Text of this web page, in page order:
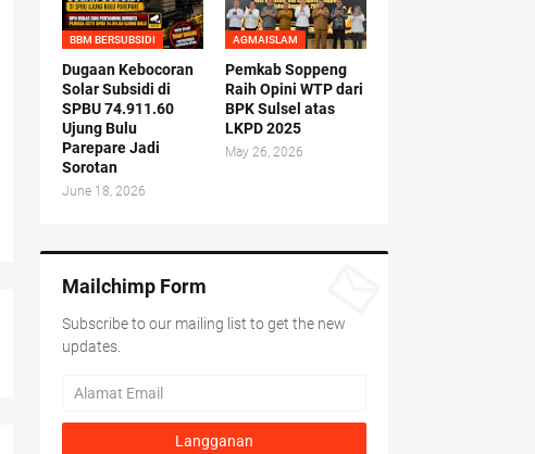
BBM BERSUBSIDI
Dugaan Kebocoran
Solar Subsidi di
SPBU 74.911.60
Ujung Bulu
Parepare Jadi
Sorotan
June 18, 2026
AGMAISLAM
Pemkab Soppeng
Raih Opini WTP dari
BPK Sulsel atas
LKPD 2025
May 26, 2026
Mailchimp Form
Subscribe to our mailing list to get the new
updates.